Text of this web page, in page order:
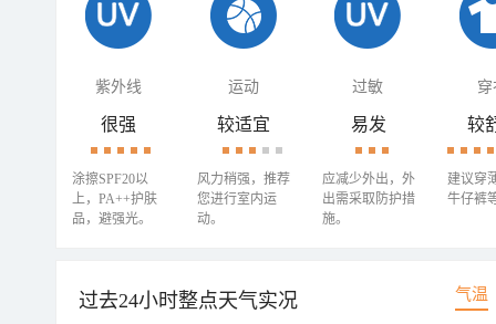
紫外线 运动 过敏 穿
很强
涂擦SPF20以
上，PA++护肤
品，避强光。
较适宜
风力稍强，推荐
您进行室内运
动。
易发
应减少外出，外
出需采取防护措
施。
较
建议穿
牛仔裤
过去24小时整点天气实况 气温